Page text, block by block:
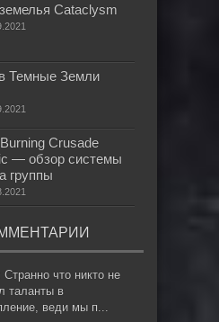
Cataclysm
Темные Земли
Crusade
— обзор системы
группы
Странно что никто не
таланты в
веди мы п...